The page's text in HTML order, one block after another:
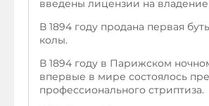
введены лицензии на
В 1894 году продана первая
колы.
В 1894 году в Парижском
впервые в мире состоялось
профессионального стриптиза.